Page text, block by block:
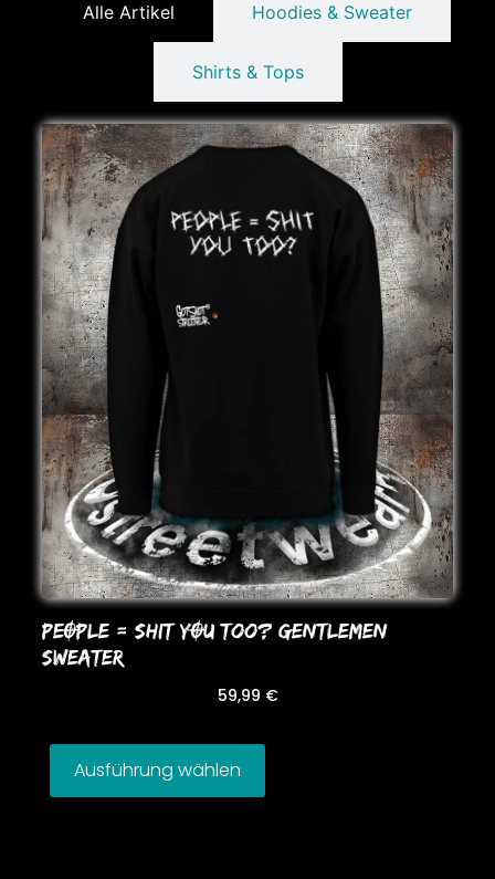
Alle Artikel Hoodies & Sweater
Shirts & Tops
PEOPLE = SHIT YOU Too? GENTLEMEN
SWEATER
59,99 €
Ausführung wählen